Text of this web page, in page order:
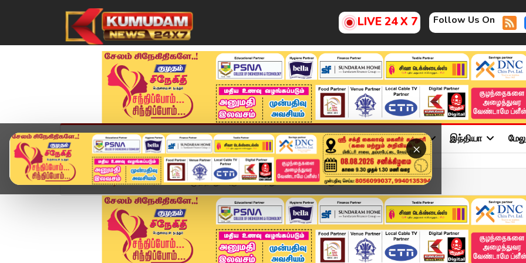
LIVE 24 X 7 Follow Us On
×
முகப்பு விளையாட்டு அண்மை தமிழ்நாடு சினிமா அரசியல் விளையாட்டு இந்தியா
Home வீடியோ ஸ்டோரி மணிமுத்தாறு அருவியில் சுற்றுலாப் பயணிகள் குளிக்...